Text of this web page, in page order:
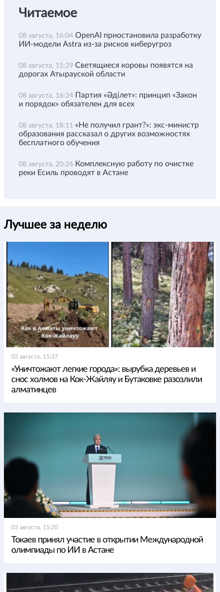
Читаемое
08 августа, 16:04 OpenAI приостановила разработку
ИИ-модели Astra из-за рисков киберугроз
08 августа, 15:29 Светящиеся коровы появятся на
дорогах Атырауской области
08 августа, 16:24 Партия «Әділет»: принцип «Закон
и порядок» обязателен для всех
08 августа, 18:11 «Не получил грант?»: экс-министр
образования рассказал о других возможностях
бесплатного обучения
08 августа, 20:26 Комплексную работу по очистке
реки Есиль проводят в Астане
Лучшее за неделю
03 августа, 15:37
«Уничтожают легкие города»: вырубка деревьев и
снос холмов на Кок-Жайляу и Бутаковке разозлили
алматинцев
03 августа, 15:20
Токаев принял участие в открытии Международной
олимпиады по ИИ в Астане